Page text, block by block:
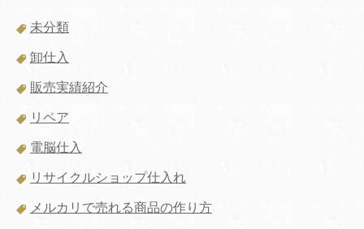
未分類
卸仕入
販売実績紹介
リペア
電脳仕入
リサイクルショップ仕入れ
メルカリで売れる商品の作り方